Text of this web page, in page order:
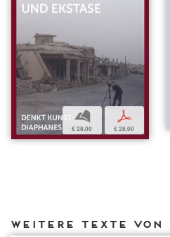
b
€ 28,00
p
€ 28,00